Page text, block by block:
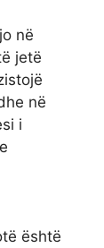
në
jetë
në
i
është